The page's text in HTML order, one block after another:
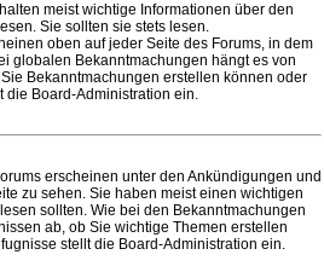
meist wichtige Informationen über den
Sie sollten sie stets lesen.
oben auf jeder Seite des Forums, in dem
globalen Bekanntmachungen hängt es von
Bekanntmachungen erstellen können oder
die Board-Administration ein.
erscheinen unter den Ankündigungen und
zu sehen. Sie haben meist einen wichtigen
sollten. Wie bei den Bekanntmachungen
ab, ob Sie wichtige Themen erstellen
stellt die Board-Administration ein.